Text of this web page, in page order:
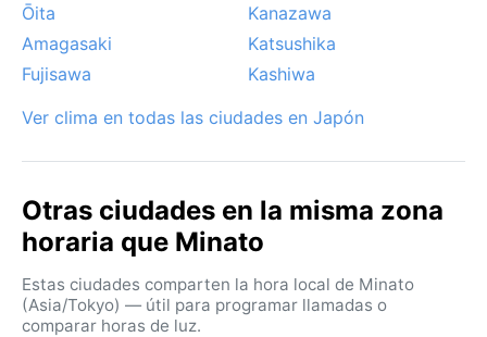
Ōita
Kanazawa
Amagasaki
Katsushika
Fujisawa
Kashiwa
Ver clima en todas las ciudades en Japón
Otras ciudades en la misma zona
horaria que Minato
Estas ciudades comparten la hora local de Minato
(Asia/Tokyo) — útil para programar llamadas o
comparar horas de luz.